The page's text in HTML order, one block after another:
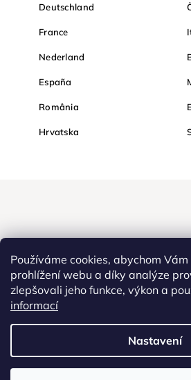
Používáme cookies, abychom
prohlížení webu a díky analýze
zlepšovali jeho funkce, výkon a
informací
Nastavení
Deutschland
France
Nederland
España
România
Hrvatska
Nakupujte na Diamondi bezpečně a
podobě.